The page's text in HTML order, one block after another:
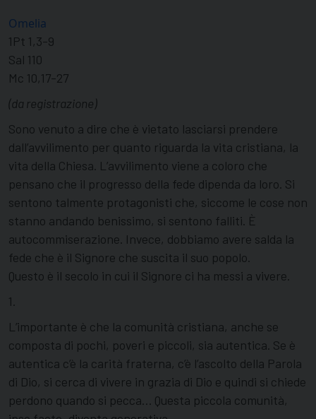
Omelia
1Pt 1,3-9
Sal 110
Mc 10,17-27
(da registrazione)
Sono venuto a dire che è vietato lasciarsi prendere
dall’avvilimento per quanto riguarda la vita cristiana, la
vita della Chiesa. L’avvilimento viene a coloro che
pensano che il progresso della fede dipenda da loro. Si
sentono talmente protagonisti che, siccome le cose non
stanno andando benissimo, si sentono falliti. È
autocommiserazione. Invece, dobbiamo avere salda la
fede che è il Signore che suscita il suo popolo.
Questo è il secolo in cui il Signore ci ha messi a vivere.
1.
L’importante è che la comunità cristiana, anche se
composta di pochi, poveri e piccoli, sia autentica. Se è
autentica c’è la carità fraterna, c’è l’ascolto della Parola
di Dio, si cerca di vivere in grazia di Dio e quindi si chiede
perdono quando si pecca… Questa piccola comunità,